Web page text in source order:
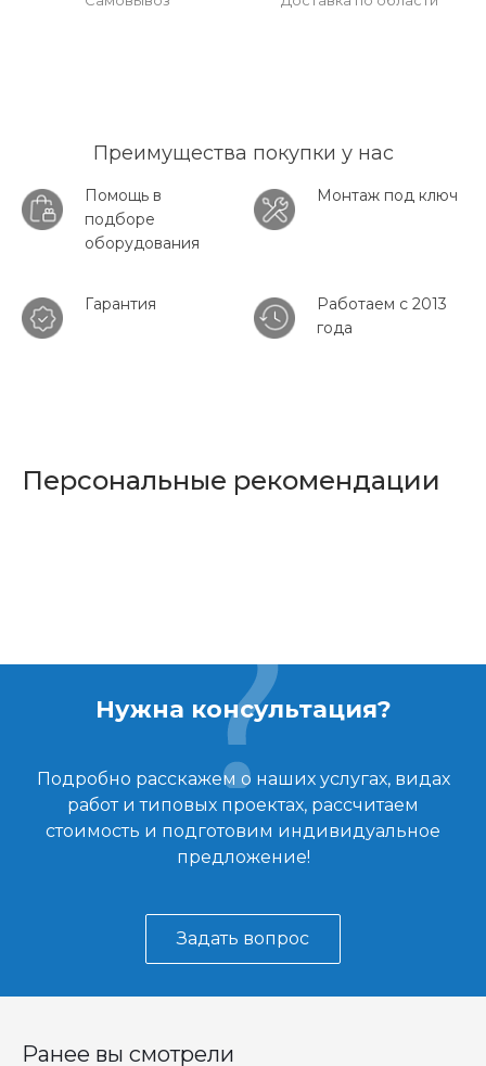
Преимущества покупки у нас
Помощь в
подборе
оборудования
Монтаж под ключ
Гарантия
Работаем с 2013
года
Персональные рекомендации
Нужна консультация?
Подробно расскажем о наших услугах, видах
работ и типовых проектах, рассчитаем
стоимость и подготовим индивидуальное
предложение!
Задать вопрос
Ранее вы смотрели